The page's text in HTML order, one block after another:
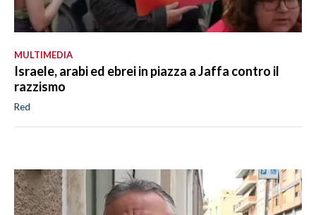
MULTIMEDIA
Israele, arabi ed ebrei in piazza a Jaffa contro il
razzismo
Red